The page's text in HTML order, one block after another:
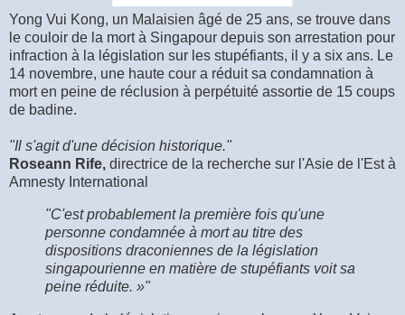
Yong Vui Kong, un Malaisien âgé de 25 ans, se trouve dans
le couloir de la mort à Singapour depuis son arrestation pour
infraction à la législation sur les stupéfiants, il y a six ans. Le
14 novembre, une haute cour a réduit sa condamnation à
mort en peine de réclusion à perpétuité assortie de 15 coups
de badine.
"Il s'agit d'une décision historique."
Roseann Rife, directrice de la recherche sur l'Asie de l'Est à
Amnesty International
"C'est probablement la première fois qu'une
personne condamnée à mort au titre des
dispositions draconiennes de la législation
singapourienne en matière de stupéfiants voit sa
peine réduite. »"